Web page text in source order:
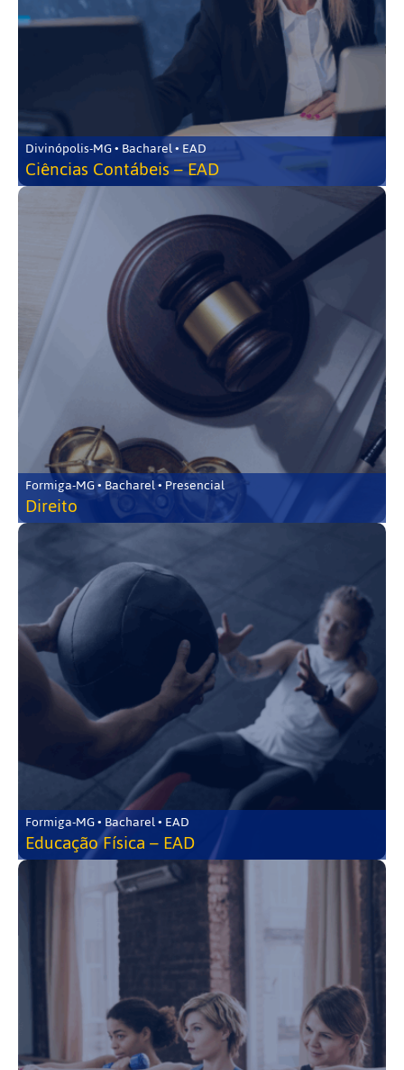
Divinópolis-MG • Bacharel • EAD
Ciências Contábeis – EAD
Formiga-MG • Bacharel • Presencial
Direito
Formiga-MG • Bacharel • EAD
Educação Física – EAD